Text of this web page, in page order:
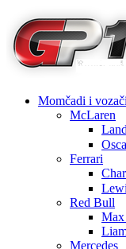
Momčadi i vozači
McLaren
Ferrari
Red Bull
Max
Mercedes